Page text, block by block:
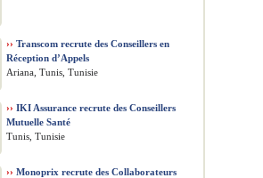
›› Transcom recrute des Conseillers en
Réception d’Appels
Ariana, Tunis, Tunisie
›› IKI Assurance recrute des Conseillers
Mutuelle Santé
Tunis, Tunisie
›› Monoprix recrute des Collaborateurs